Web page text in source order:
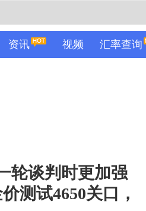
资讯 视频 汇率查询
轮谈判时更加强
测试4650关口，